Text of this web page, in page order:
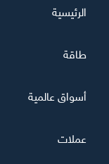
الرئيسية
طاقة
أسواق عالمية
عملات